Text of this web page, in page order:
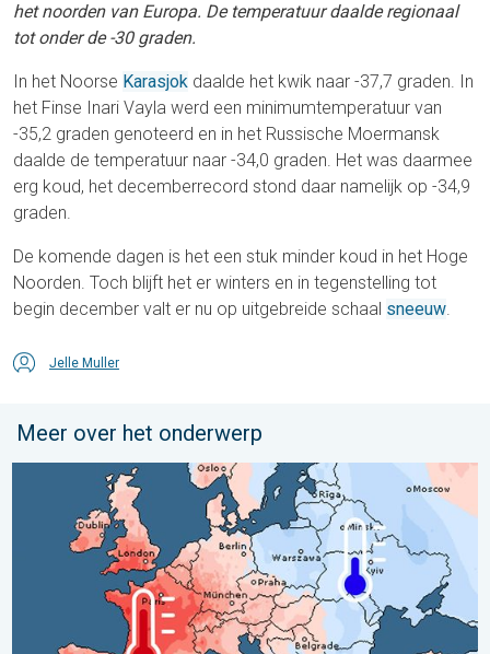
het noorden van Europa. De temperatuur daalde regionaal
tot onder de -30 graden.
In het Noorse Karasjok daalde het kwik naar -37,7 graden. In
het Finse Inari Vayla werd een minimumtemperatuur van
-35,2 graden genoteerd en in het Russische Moermansk
daalde de temperatuur naar -34,0 graden. Het was daarmee
erg koud, het decemberrecord stond daar namelijk op -34,9
graden.
De komende dagen is het een stuk minder koud in het Hoge
Noorden. Toch blijft het er winters en in tegenstelling tot
begin december valt er nu op uitgebreide schaal sneeuw.
Jelle Muller
Meer over het onderwerp
Grote weersverschillen in juli. Tweedeling Europa. . .